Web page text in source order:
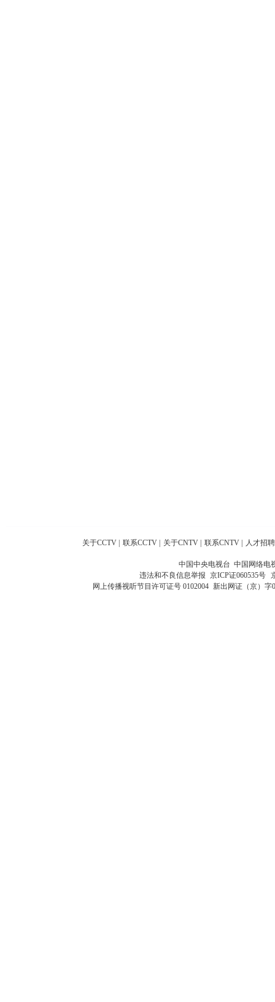
关于CCTV 联系CCTV 关于CNTV 联系CNTV 人才招聘
中国中央电视台 中国网络电
违法和不良信息举报 京ICP证060535号
网上传播视听节目许可证号 0102004 新出网证（京）